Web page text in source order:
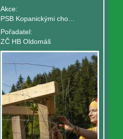
Akce:
PSB Kopanickými chodníčky - turnus B
Pořadatel:
ZČ HB Oldomáš